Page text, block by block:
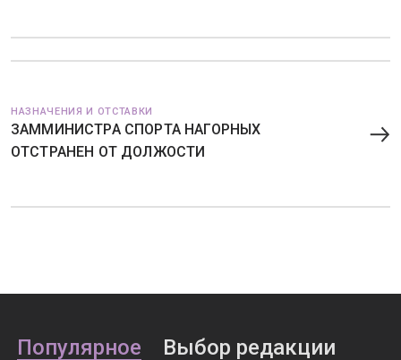
НАЗНАЧЕНИЯ И ОТСТАВКИ
ЗАММИНИСТРА СПОРТА НАГОРНЫХ
ОТСТРАНЕН ОТ ДОЛЖОСТИ
Популярное Выбор редакции